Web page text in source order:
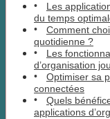
Les
du temps
Comment
quotidienne ?
Les
d’organisation
Optimiser sa
connectées
Quels
applications